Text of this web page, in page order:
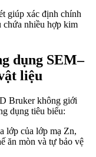
giúp xác định chính
chứa nhiều hợp kim
dụng SEM–
liệu
Bruker không giới
dụng tiêu biểu:
lớp của lớp mạ Zn,
ăn mòn và tự bảo vệ